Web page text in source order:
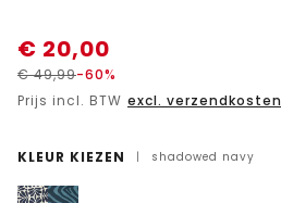
€ 20,00
€49,99-60%
Prijs incl. BTW excl. verzendkosten
KLEUR KIEZEN | shadowed navy